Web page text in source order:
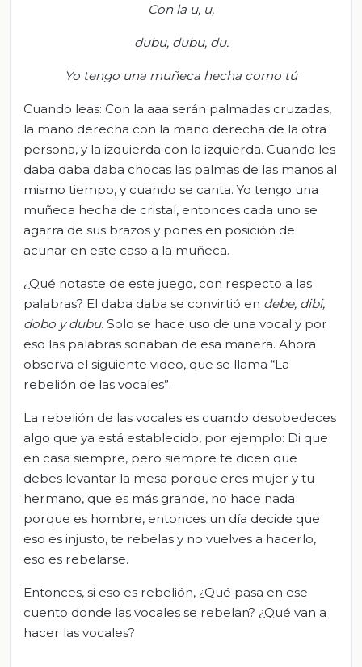
Con la u, u,
dubu, dubu, du.
Yo tengo una muñeca hecha como tú
Cuando leas: Con la aaa serán palmadas cruzadas,
la mano derecha con la mano derecha de la otra
persona, y la izquierda con la izquierda. Cuando les
daba daba daba chocas las palmas de las manos al
mismo tiempo, y cuando se canta. Yo tengo una
muñeca hecha de cristal, entonces cada uno se
agarra de sus brazos y pones en posición de
acunar en este caso a la muñeca.
¿Qué notaste de este juego, con respecto a las
palabras? El daba daba se convirtió en debe, dibi,
dobo ydubu. Solo se hace uso de una vocal y por
eso las palabras sonaban de esa manera. Ahora
observa el siguiente video, que se llama “La
rebelión de las vocales”.
La rebelión de las vocales es cuando desobedeces
algo que ya está establecido, por ejemplo: Di que
en casa siempre, pero siempre te dicen que
debes levantar la mesa porque eres mujer y tu
hermano, que es más grande, no hace nada
porque es hombre, entonces un día decide que
eso es injusto, te rebelas y no vuelves a hacerlo,
eso es rebelarse.
Entonces, si eso es rebelión, ¿Qué pasa en ese
cuento donde las vocales se rebelan? ¿Qué van a
hacer las vocales?